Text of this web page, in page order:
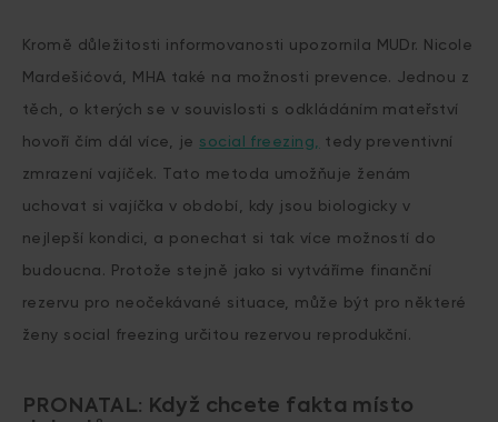
Kromě důležitosti informovanosti upozornila MUDr. Nicole
Mardešićová, MHA také na možnosti prevence. Jednou z
těch, o kterých se v souvislosti s odkládáním mateřství
hovoří čím dál více, je social freezing,
tedy preventivní
zmrazení vajíček. Tato metoda umožňuje ženám
uchovat si vajíčka v období, kdy jsou biologicky v
nejlepší kondici, a ponechat si tak více možností do
budoucna. Protože stejně jako si vytváříme finanční
rezervu pro neočekávané situace, může být pro některé
ženy social freezing určitou rezervou reprodukční.
PRONATAL: Když chcete fakta místo